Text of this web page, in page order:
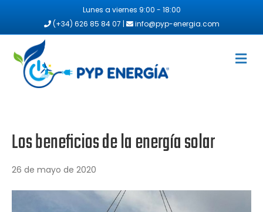
Lunes a viernes 9:00 - 18:00
(+34) 626 85 84 07 |
info@pyp-energia.com
Los beneficios de la energía solar
26 de mayo de 2020